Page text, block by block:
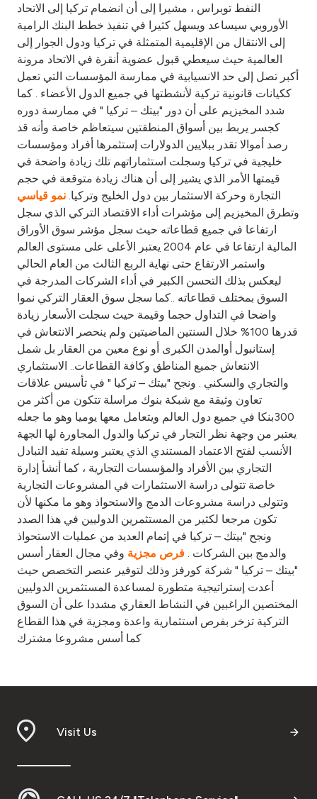
النفط توبراس ، مشيرا إلى أن انضمام تركيا إلى الاتحاد
الأوروبي سيساعد ويسهل كثيرا في تنفيذ خطط البنك الرامية
إلى الانتقال من الإقليمية المتمثلة في تركيا ودول الجوار إلى
العالمية حيث سيعطي قبول عضوية أنقرة في الاتحاد مرونة
أكبر تصل إلى حد الانسيابية في ممارسة المؤسسات التي تعمل
ككيانات قانونية تركية لأنشطتها في جميع الدول الأعضاء . كما
شدد المخيزيم على أن دور "بيتك – تركيا " في ممارسة دوره
كجسر يربط بين أسواق المنطقتين سيتعاظم خاصة وأنه قد
رصد أموالا تقدر ببلايين الدولارات إستثمرها أفراد ومؤسسات
خليجية في تركيا وسجلت استثماراتهم تلك زيادة واضحة في
قيمتها الأمر الذي يشير إلى أن هناك زيادة متوقعة في حجم
التجارة وحركة الاستثمار بين دول الخليج وتركيا. نمو قياسي
وتطرق المخيزيم إلى مؤشرات أداء الاقتصاد التركي الذي سجل
ارتفاعا في جميع قطاعاته حيث سجل مؤشر سوق الأوراق
المالية ارتفاعا في عام 2004 يعتبر الأعلى على مستوى العالم
واستمر الارتفاع حتى نهاية الربع الثالث من العام الحالي
ليعكس بذلك التحسن الكبير في أداء الشركات المدرجة في
السوق بمختلف قطاعاته ..كما سجل سوق العقار التركي نموا
واضحا في التداول حجما وقيمة حيث سجلت الأسعار زيادة
قدرها 100% خلال السنتين الماضيتين ولم ينحصر الانتعاش في
إستانبول أوالمدن الكبرى أو نوع معين من العقار بل شمل
الانتعاش جميع المناطق وكافة القطاعات.. الاستثماري
والتجاري والسكني . ونجح "بيتك – تركيا " في تأسيس علاقات
تعاون وثيقة مع شبكة بنوك مراسلة تتكون من أكثر من
300بنكا في جميع دول العالم ويتعامل معها يوميا وهو ما جعله
يعتبر من وجهة نظر التجار في تركيا والدول المجاورة لها الجهة
الأنسب لفتح الاعتماد المستندي الذي يعتبر وسيلة تفيد التبادل
التجاري بين الأفراد والمؤسسات التجارية ، كما أنشأ إدارة
خاصة تتولى دراسة الاستثمارات في المشروعات التجارية
وتتولى دراسة مشروعات الدمج والاستحواذ وهو ما مكنها لأن
تكون مرجعا لكثير من المستثمرين الدوليين في هذا الصدد
ونجح "بيتك – تركيا في إتمام العديد من عمليات الاستحواذ
والدمج بين الشركات . فرص مجزية وفي مجال العقار أسس
"بيتك – تركيا " شركة كورفز وذلك لتوفير عنصر التخصص حيث
أعدت إستراتيجية متطورة لمساعدة المستثمرين الدوليين
المختصين الراغبين في النشاط العقاري مشددا على أن السوق
التركية تزخر بفرص استثمارية واعدة ومجزية في هذا القطاع
كما أسس مشروعا مشترك
Visit Us